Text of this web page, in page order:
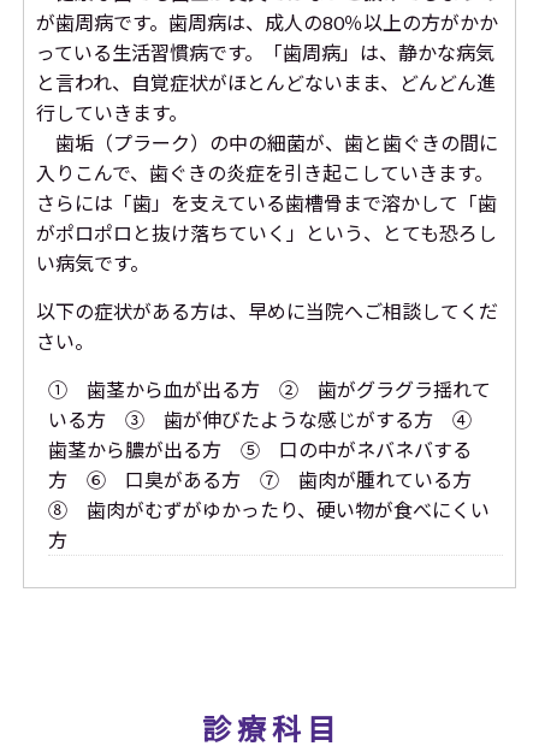
が歯周病です。歯周病は、成人の80％以上の方がかか
っている生活習慣病です。「歯周病」は、静かな病気
と言われ、自覚症状がほとんどないまま、どんどん進
行していきます。
歯垢（プラーク）の中の細菌が、歯と歯ぐきの間に
入りこんで、歯ぐきの炎症を引き起こしていきます。
さらには「歯」を支えている歯槽骨まで溶かして「歯
がポロポロと抜け落ちていく」という、とても恐ろし
い病気です。
以下の症状がある方は、早めに当院へご相談してくだ
さい。
① 歯茎から血が出る方 ② 歯がグラグラ揺れて
いる方 ③ 歯が伸びたような感じがする方 ④
歯茎から膿が出る方 ⑤ 口の中がネバネバする
方 ⑥ 口臭がある方 ⑦ 歯肉が腫れている方
⑧ 歯肉がむずがゆかったり、硬い物が食べにくい
方
診 療 科 目